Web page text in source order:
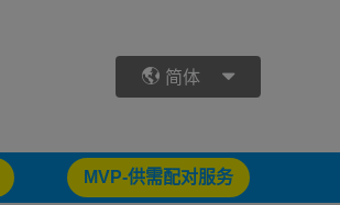
简体
MVP-供需配对服务